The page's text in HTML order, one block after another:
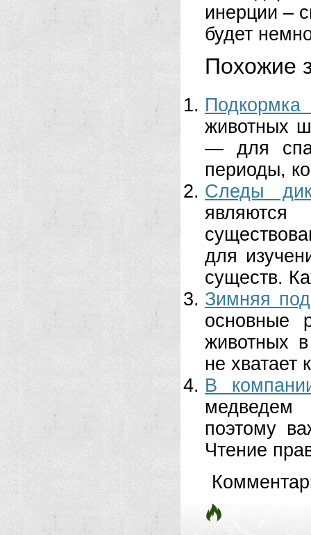
инерции –
будет
Похожие
животных
— для
периоды,
Следы
для
существ.
Зимняя
основные
животных
не хватает
В
поэтому
Чтение